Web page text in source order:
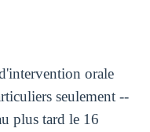
orale
seulement --
plus tard le 16